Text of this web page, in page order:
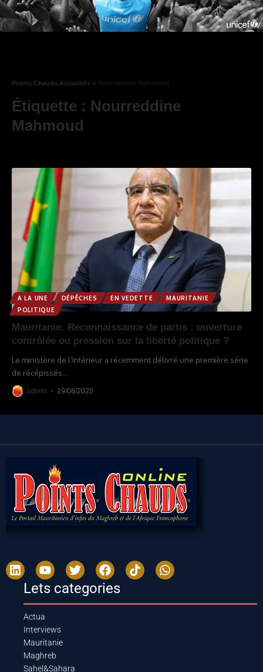
Points Chauds Actualités >
Étiquette : Nourreddine
Mahmoud
A LA UNE DÉPÊCHES EN VEDETTE
MAURITANIE
POLITIQUE
Mauritanie: Reconnaissance de partis : ouverture
contrôlée ou pression sur la liberté politique ?
Le ministère de l’Intérieur a récemment délivré une première série
de récépissés…
admin 19/08/2025
Lets categories
Actua
Interviews
Mauritanie
Maghreb
Sahel&Sahara